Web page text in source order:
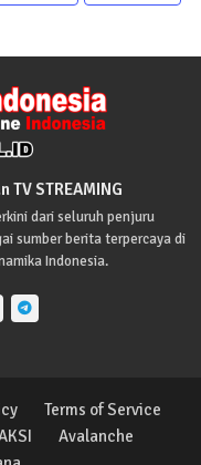
TV STREAMING
dari seluruh penjuru
sumber berita terpercaya di
Indonesia.
Terms of Service
Avalanche